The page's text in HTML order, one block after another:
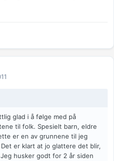
glad i å følge med på
til folk. Spesielt barn, eldre
er en av grunnene til jeg
er klart at jo glattere det blir,
husker godt for 2 år siden